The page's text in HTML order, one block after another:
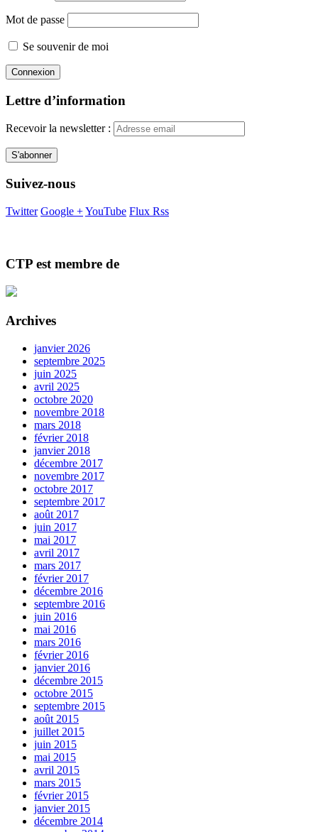
Mot de passe
Se souvenir de moi
Lettre d’information
Recevoir la newsletter :
Suivez-nous
Twitter Google +YouTube Flux Rss
CTP est membre de
Archives
janvier 2026
septembre 2025
juin 2025
avril 2025
octobre 2020
novembre 2018
mars 2018
février 2018
janvier 2018
décembre 2017
novembre 2017
octobre 2017
septembre 2017
août 2017
juin 2017
mai 2017
avril 2017
mars 2017
février 2017
décembre 2016
septembre 2016
juin 2016
mai 2016
mars 2016
février 2016
janvier 2016
décembre 2015
octobre 2015
septembre 2015
août 2015
juillet 2015
juin 2015
mai 2015
avril 2015
mars 2015
février 2015
janvier 2015
décembre 2014